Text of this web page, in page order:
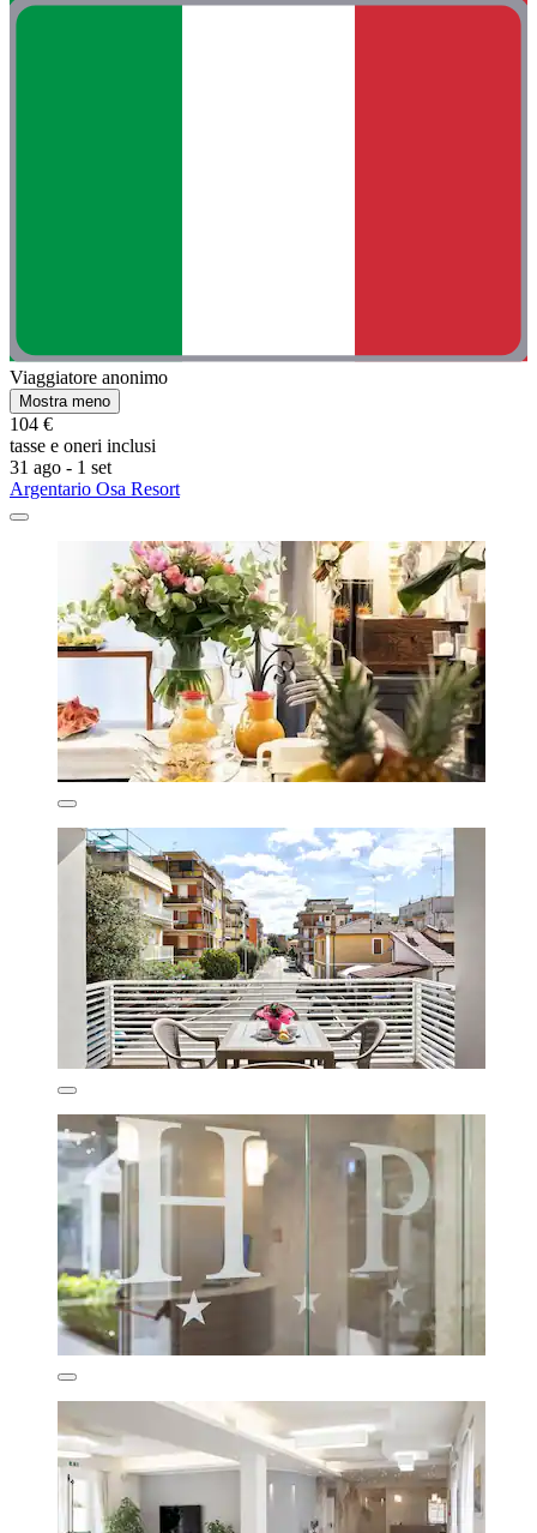
Viaggiatore anonimo
Mostra meno
104 €
tasse e oneri inclusi
31 ago - 1 set
Argentario Osa Resort